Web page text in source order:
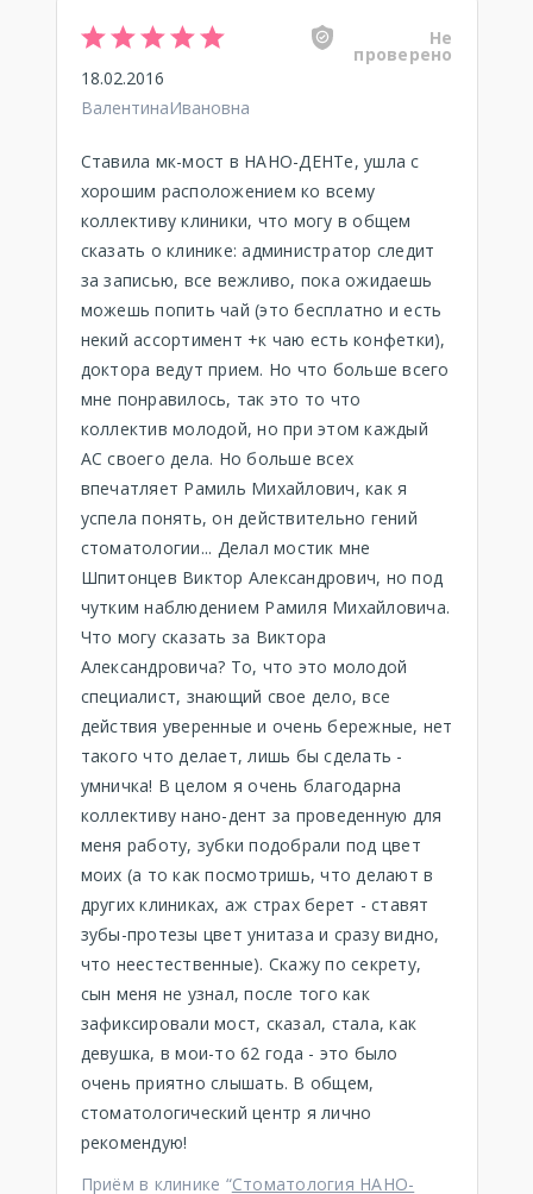
Не
проверено
18.02.2016
ВалентинаИвановна
Ставила мк-мост в НАНО-ДЕНТе, ушла с
хорошим расположением ко всему
коллективу клиники, что могу в общем
сказать о клинике: администратор следит
за записью, все вежливо, пока ожидаешь
можешь попить чай (это бесплатно и есть
некий ассортимент +к чаю есть конфетки),
доктора ведут прием. Но что больше всего
мне понравилось, так это то что
коллектив молодой, но при этом каждый
АС своего дела. Но больше всех
впечатляет Рамиль Михайлович, как я
успела понять, он действительно гений
стоматологии... Делал мостик мне
Шпитонцев Виктор Александрович, но под
чутким наблюдением Рамиля Михайловича.
Что могу сказать за Виктора
Александровича? То, что это молодой
специалист, знающий свое дело, все
действия уверенные и очень бережные, нет
такого что делает, лишь бы сделать -
умничка! В целом я очень благодарна
коллективу нано-дент за проведенную для
меня работу, зубки подобрали под цвет
моих (а то как посмотришь, что делают в
других клиниках, аж страх берет - ставят
зубы-протезы цвет унитаза и сразу видно,
что неестественные). Скажу по секрету,
сын меня не узнал, после того как
зафиксировали мост, сказал, стала, как
девушка, в мои-то 62 года - это было
очень приятно слышать. В общем,
стоматологический центр я лично
рекомендую!
Приём в клинике “Стоматология НАНО-